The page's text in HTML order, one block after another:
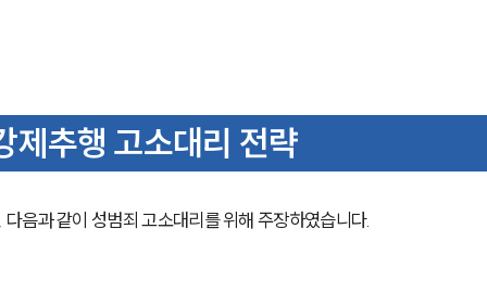
제추행 고소대리 전략
음과 같이 성범죄 고소대리를 위해 주장하였습니다.